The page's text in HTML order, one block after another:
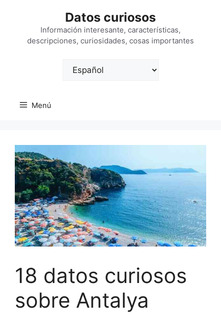
Datos curiosos
Información interesante, características,
descripciones, curiosidades, cosas importantes
Elegir
Menú
18 datos curiosos
sobre Antalya